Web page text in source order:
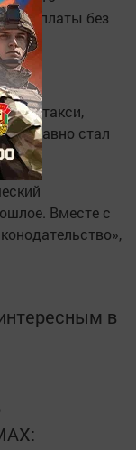
зарплаты без
такси,
давно стал
Вместе с
в